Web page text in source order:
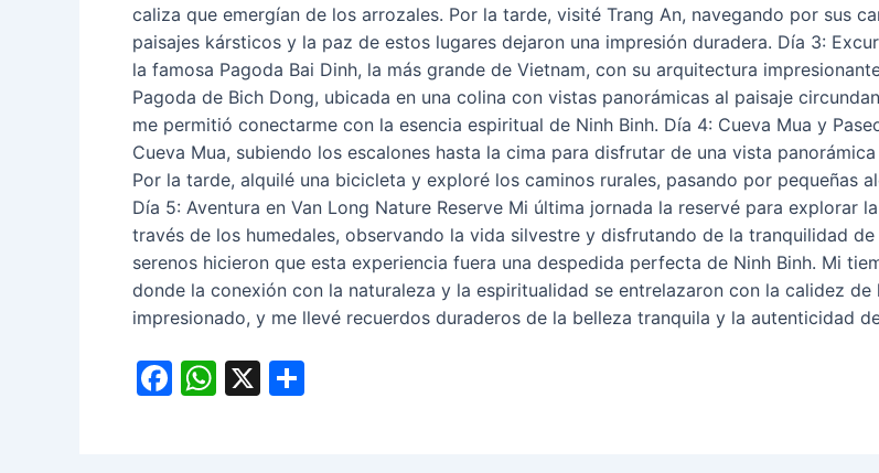
caliza que emergían de los arrozales. Por la tarde, visité Trang An, navegando por sus
paisajes kársticos y la paz de estos lugares dejaron una impresión duradera. Día 3:
la famosa Pagoda Bai Dinh, la más grande de Vietnam, con su arquitectura
Pagoda de Bich Dong, ubicada en una colina con vistas panorámicas al paisaje
me permitió conectarme con la esencia espiritual de Ninh Binh. Día 4: Cueva Mua y
Cueva Mua, subiendo los escalones hasta la cima para disfrutar de una vista
Por la tarde, alquilé una bicicleta y exploré los caminos rurales, pasando por pequeñas
Día 5: Aventura en Van Long Nature Reserve Mi última jornada la reservé para explorar
través de los humedales, observando la vida silvestre y disfrutando de la tranquilidad
serenos hicieron que esta experiencia fuera una despedida perfecta de Ninh Binh. Mi
donde la conexión con la naturaleza y la espiritualidad se entrelazaron con la calidez
impresionado, y me llevé recuerdos duraderos de la belleza tranquila y la autenticidad
F
W X